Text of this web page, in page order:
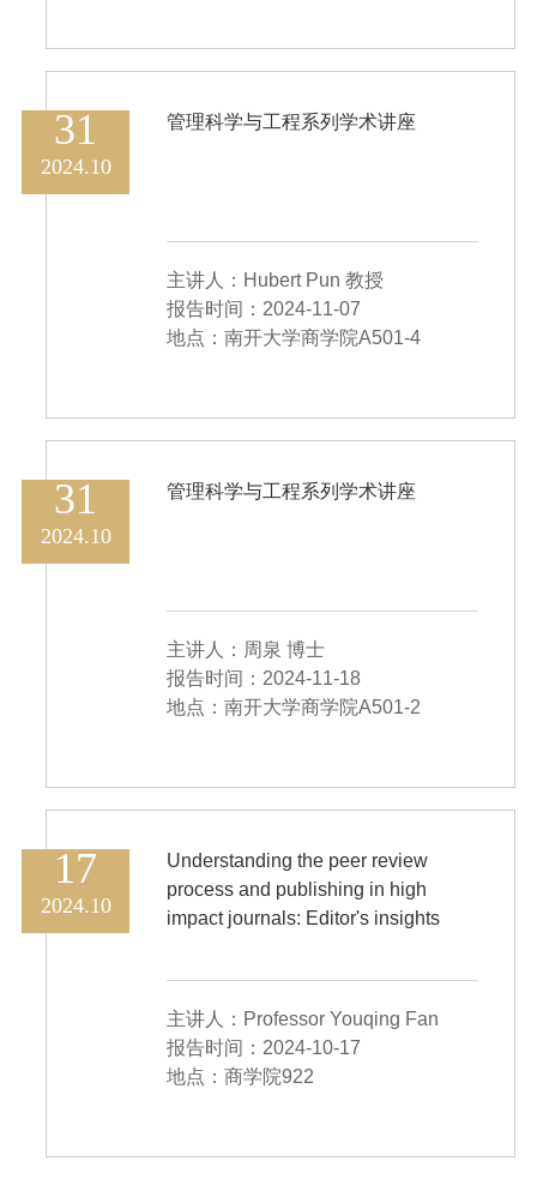
31
2024.10
管理科学与工程系列学术讲座
主讲人：Hubert Pun 教授
报告时间：2024-11-07
地点：南开大学商学院A501-4
31
2024.10
管理科学与工程系列学术讲座
主讲人：周泉 博士
报告时间：2024-11-18
地点：南开大学商学院A501-2
17
2024.10
Understanding the peer review
process and publishing in high
impact journals: Editor's insights
主讲人：Professor Youqing Fan
报告时间：2024-10-17
地点：商学院922